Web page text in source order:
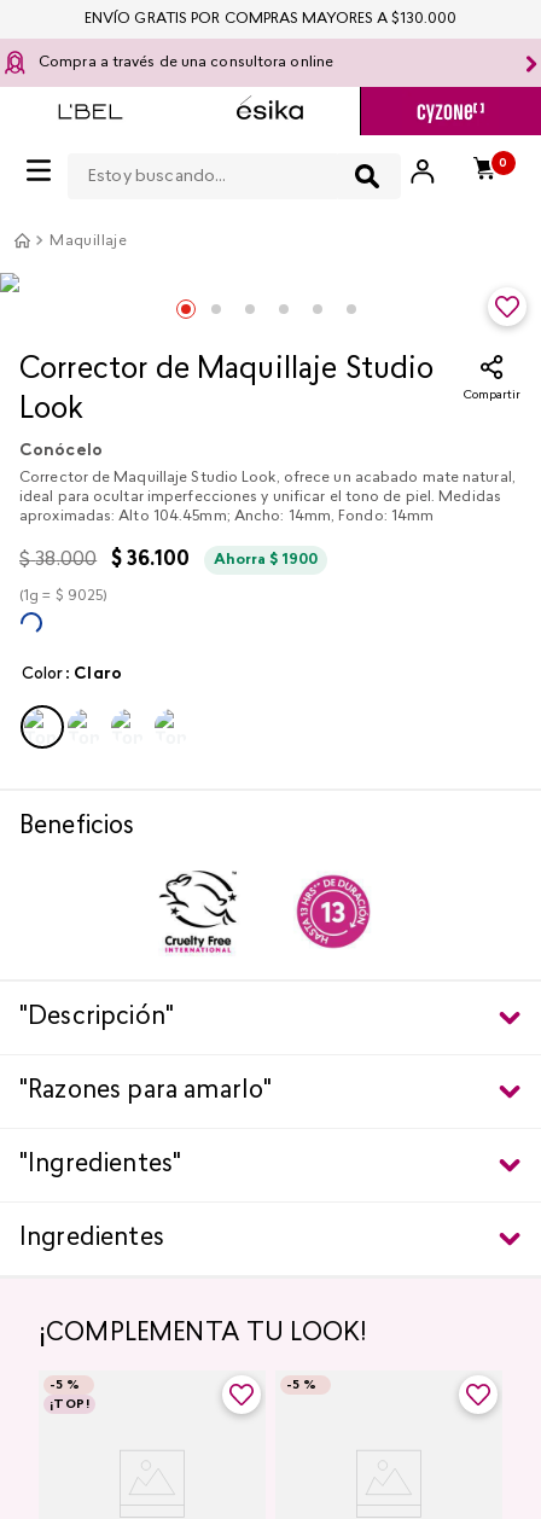
Compra a través de una consultora online
0
ENVÍO GRATIS POR COMPRAS MAYORES A $130.000
Maquillaje
Corrector de Maquillaje Studio
Look
Compartir
Conócelo
Corrector de Maquillaje Studio Look, ofrece un acabado mate natural,
ideal para ocultar imperfecciones y unificar el tono de piel. Medidas
aproximadas: Alto 104.45mm; Ancho: 14mm, Fondo: 14mm
$ 38.000 $ 36.100 Ahorra$ 1900
(1g = $ 9025)
Color : claro
Beneficios
"Descripción"
"Razones para amarlo"
"Ingredientes"
Ingredientes
¡COMPLEMENTA TU LOOK!
-5 %
¡TOP!
-5 %